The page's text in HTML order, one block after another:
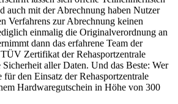
auch mit der Abrechnung haben Nutzer
Verfahrens zur Abrechnung keinen
einmalig die Originalverordnung an
dann das erfahrene Team der
Zertifikat der Rehasportzentrale
aller Daten. Und das Beste: Wer
für den Einsatz der Rehasportzentrale
Hardwaregutschein in Höhe von 300